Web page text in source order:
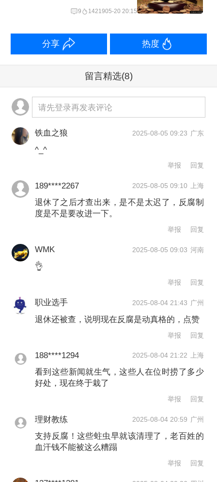
权钱交易，利用职务便利为他人在项目
受巨额财物。
就在两天前，中国海油系统内亦有两人
总经理助理、中海石油炼化公司原党委
书记、总经理董孝利，以及中海油物装
采购中心党委委员、副总经理赵怀岗，
2021年二十届中央纪委二次全会要求突
出重点领域，深化整治金融、国有企业
等权力集中、资金密集、资源富集领域
的腐败，同年4-6月，中央巡视组对中国
海油集团开展常规巡视。2024年3月，中
国海油集团原总经理李勇被查，此后至
今，海油系统内至少已有13名管理人员
落马。
文章作者
郭霁莹
第一财经广告合作，
此内容为第一财经原创，著作权归第一财经所有。未经第一财
经书面授权，不得以任何方式加以使用，包括转载、摘编、复
制或建立镜像。第一财经保留追究侵权者法律责任的权利。
9 1421905-20 20:15
分享 热度
留言精选(8)
请先登录再发表评论
铁血之狼 2025-08-05 09:23 广东
^_^
举报 回复
189****2267 2025-08-05 09:10 上海
退休了之后才查出来，是不是太迟了，反腐制
度是不是要改进一下。
举报 回复
WMK 2025-08-05 09:03 河南
👌
举报 回复
职业选手 2025-08-04 21:43 广州
退休还被查，说明现在反腐是动真格的，点赞
举报 回复
188****1294 2025-08-04 21:22 上海
看到这些新闻就生气，这些人在位时捞了多少
好处，现在终于栽了
举报 回复
理财教练 2025-08-04 20:59 广州
支持反腐！这些蛀虫早就该清理了，老百姓的
血汗钱不能被这么糟蹋
举报 回复